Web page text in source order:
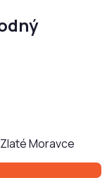
Moravce